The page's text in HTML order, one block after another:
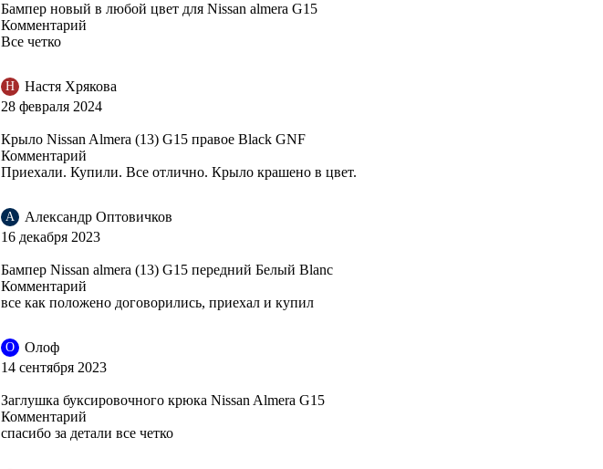
Бампер новый в любой цвет для Nissan almera G15
Комментарий
Все четко
Н
Настя Хрякова
28 февраля 2024
Крыло Nissan Almera (13) G15 правое Black GNF
Комментарий
Приехали. Купили. Все отлично. Крыло крашено в цвет.
А
Александр Оптовичков
16 декабря 2023
Бампер Nissan almera (13) G15 передний Белый Blanc
Комментарий
все как положено договорились, приехал и купил
О
Олоф
14 сентября 2023
Заглушка буксировочного крюка Nissan Almera G15
Комментарий
спасибо за детали все четко